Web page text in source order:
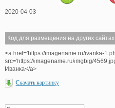
2020-04-03
Код для размещения на других сайтах
<a href='https://imagename.ru/ivanka-
src='https://imagename.ru/imgbig/
Иванка</a>
Скачать картинку